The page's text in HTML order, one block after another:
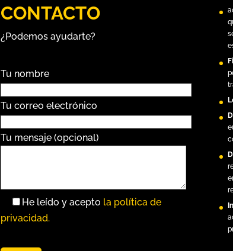
CONTACTO
¿Podemos ayudarte?
Tu nombre
Tu correo electrónico
Tu mensaje (opcional)
He leído y acepto la política de
privacidad.